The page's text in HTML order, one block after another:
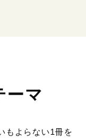
ーマ
もよらない1冊を